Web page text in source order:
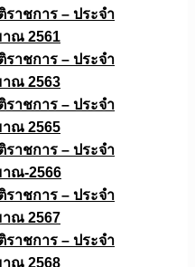
าชการ – ประจำ
ณ 2561
าชการ – ประจำ
ณ 2563
าชการ – ประจำ
ณ 2565
าชการ – ประจำ
ณ-2566
าชการ – ประจำ
ณ 2567
าชการ – ประจำ
ณ 2568